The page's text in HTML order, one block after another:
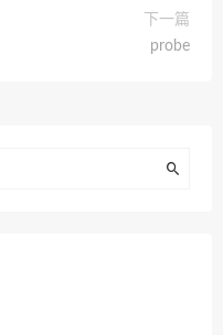
下一篇
probe